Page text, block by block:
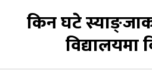
किन घटे
विद्यालयमा